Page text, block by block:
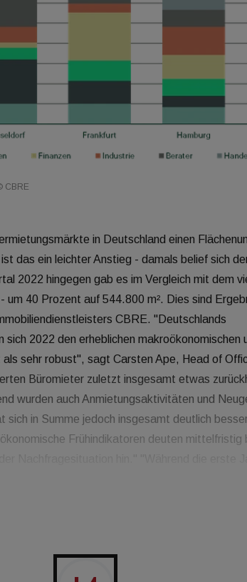
CBRE
in Deutschland einen
ist das ein leichter Anstieg - damals belief sich
2022 hingegen gab es im Vergleich mit dem
um 40 Prozent auf 544.800 m². Dies sind
CBRE. "Deutschlands
2022 den erheblichen makroökonomischen
sehr robust", sagt Carsten Ape, Head of
Büromieter zuletzt insgesamt etwas
wurden auch Anmietungsaktivitäten und
in Summe jedoch insgesamt deutlich
Frühindikatoren deuten mittelfristig
schwächeren Sentiments in der deutschen
stark ins Gewicht fielen im vierten Quartal